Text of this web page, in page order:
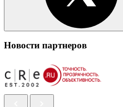
Новости партнеров